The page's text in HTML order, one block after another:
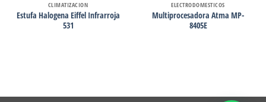
CLIMATIZACION
Estufa Halogena Eiffel Infrarroja
531
ELECTRODOMESTICOS
Multiprocesadora Atma MP-
8405E